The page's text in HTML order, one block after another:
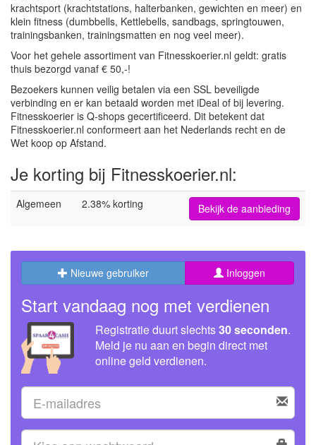
krachtsport (krachtstations, halterbanken, gewichten en meer) en
klein fitness (dumbbells, Kettlebells, sandbags, springtouwen,
trainingsbanken, trainingsmatten en nog veel meer).
Voor het gehele assortiment van Fitnesskoerier.nl geldt: gratis
thuis bezorgd vanaf € 50,-!
Bezoekers kunnen veilig betalen via een SSL beveiligde
verbinding en er kan betaald worden met iDeal of bij levering.
Fitnesskoerier is Q-shops gecertificeerd. Dit betekent dat
Fitnesskoerier.nl conformeert aan het Nederlands recht en de
Wet koop op Afstand.
Je korting bij Fitnesskoerier.nl:
Algemeen 2.38% korting Bekijk de aanbieding
Nieuwe gebruiker Inloggen
Start vandaag nog met verdienen
Registratie duurt slechts30 seconden.
Meld je nu aan en begin direct met
online geld verdienen.